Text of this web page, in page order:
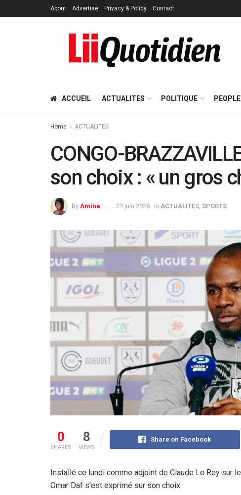
About Advertise Privacy & Policy Contact
ACCUEIL ACTUALITES POLITIQUE PEOPLE
Home ACTUALITES
CONGO-
son choix : « un gros
by Amina 23 juin 2026 in ACTUALITES SPORTS
0
SHARES
8
VIEWS
Share on Facebook
Installé ce lundi comme adjoint de Claude Le Roy sur
Omar Daf s’est exprimé sur son choix.